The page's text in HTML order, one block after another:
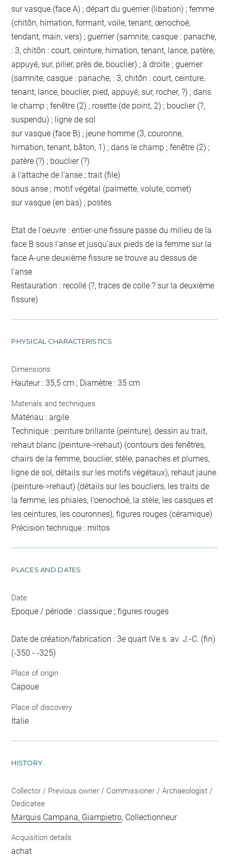
sur vasque (face A) ; départ du guerrier (libation) ; femme
(chitôn, himation, formant, voile, tenant, œnochoé,
tendant, main, vers) ; guerrier (samnite, casque : panache,
: 3, chitôn : court, ceinture, himation, tenant, lance, patère,
appuyé, sur, pilier, près de, bouclier) ; à droite ; guerrier
(samnite, casque : panache, : 3, chitôn : court, ceinture,
tenant, lance, bouclier, pied, appuyé, sur, rocher, ?) ; dans
le champ ; fenêtre (2) ; rosette (de point, 2) ; bouclier (?,
suspendu) ; ligne de sol
sur vasque (face B) ; jeune homme (3, couronne,
himation, tenant, bâton, 1) ; dans le champ ; fenêtre (2) ;
patère (?) ; bouclier (?)
à l'attache de l'anse ; trait (file)
sous anse ; motif végétal (palmette, volute, cornet)
sur vasque (en bas) ; postes
Etat de l'oeuvre : entier-une fissure passe du milieu de la
face B sous l'anse et jusqu'aux pieds de la femme sur la
face A-une deuxième fissure se trouve au dessus de
l'anse
Restauration : recollé (?, traces de colle ? sur la deuxième
fissure)
PHYSICAL CHARACTERISTICS
Dimensions
Hauteur : 35,5 cm ; Diamètre : 35 cm
Materials and techniques
Matériau : argile
Technique : peinture brillante (peinture), dessin au trait,
rehaut blanc (peinture->rehaut) (contours des fenêtres,
chairs de la femme, bouclier, stèle, panaches et plumes,
ligne de sol, détails sur les motifs végétaux), rehaut jaune
(peinture->rehaut) (détails sur les boucliers, les traits de
la femme, les phiales, l'oenochoé, la stèle, les casques et
les ceintures, les couronnes), figures rouges (céramique)
Précision technique : miltos
PLACES AND DATES
Date
Epoque / période : classique ; figures rouges
Date de création/fabrication : 3e quart IVe s. av. J.-C. (fin)
(-350 - -325)
Place of origin
Capoue
Place of discovery
Italie
HISTORY
Collector / Previous owner / Commissioner / Archaeologist /
Dedicatee
Marquis Campana, Giampietro, Collectionneur
Acquisition details
achat